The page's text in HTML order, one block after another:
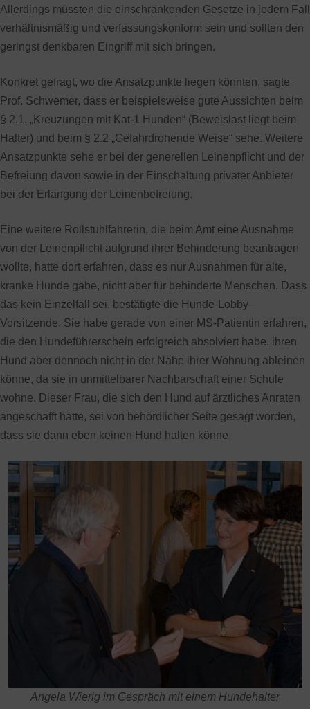
Allerdings müssten die einschränkenden Gesetze in jedem Fall
verhältnismäßig und verfassungskonform sein und sollten den
geringst denkbaren Eingriff mit sich bringen.
Konkret gefragt, wo die Ansatzpunkte liegen könnten, sagte
Prof. Schwemer, dass er beispielsweise gute Aussichten beim
§ 2.1. „Kreuzungen mit Kat-1 Hunden“ (Beweislast liegt beim
Halter) und beim § 2.2 „Gefahrdrohende Weise“ sehe. Weitere
Ansatzpunkte sehe er bei der generellen Leinenpflicht und der
Befreiung davon sowie in der Einschaltung privater Anbieter
bei der Erlangung der Leinenbefreiung.
Eine weitere Rollstuhlfahrerin, die beim Amt eine Ausnahme
von der Leinenpflicht aufgrund ihrer Behinderung beantragen
wollte, hatte dort erfahren, dass es nur Ausnahmen für alte,
kranke Hunde gäbe, nicht aber für behinderte Menschen. Dass
das kein Einzelfall sei, bestätigte die Hunde-Lobby-
Vorsitzende. Sie habe gerade von einer MS-Patientin erfahren,
die den Hundeführerschein erfolgreich absolviert habe, ihren
Hund aber dennoch nicht in der Nähe ihrer Wohnung ableinen
könne, da sie in unmittelbarer Nachbarschaft einer Schule
wohne. Dieser Frau, die sich den Hund auf ärztliches Anraten
angeschafft hatte, sei von behördlicher Seite gesagt worden,
dass sie dann eben keinen Hund halten könne.
Angela Wierig im Gespräch mit einem Hundehalter